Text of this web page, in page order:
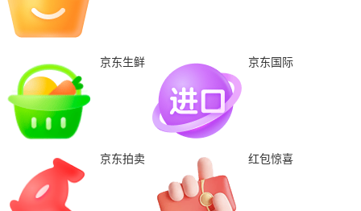
京东生鲜 京东国际
京东拍卖 红包惊喜